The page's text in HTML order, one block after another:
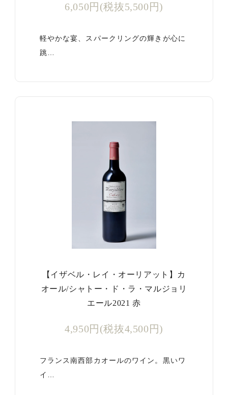
6,050円(税抜5,500円)
軽やかな宴、スパークリングの輝きが心に
跳…
【イザベル・レイ・オーリアット】カ
オール/シャトー・ド・ラ・マルジョリ
エール2021 赤
4,950円(税抜4,500円)
フランス南西部カオールのワイン。黒いワ
イ…